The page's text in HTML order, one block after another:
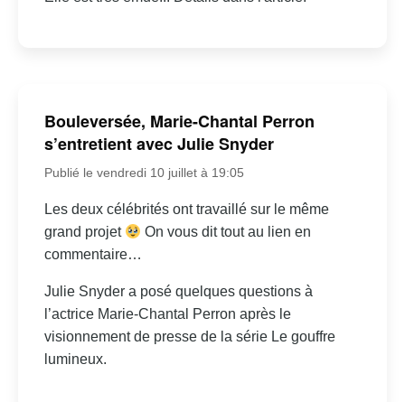
Bouleversée, Marie-Chantal Perron
s’entretient avec Julie Snyder
Publié le vendredi 10 juillet à 19:05
Les deux célébrités ont travaillé sur le même
grand projet
On vous dit tout au lien en
commentaire…
Julie Snyder a posé quelques questions à
l’actrice Marie-Chantal Perron après le
visionnement de presse de la série Le gouffre
lumineux.